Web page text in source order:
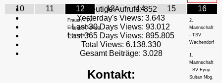
10 11 12
Frauen - TV
Erlangen/SpVgg
Erlangen 2
13 14 15 16
2.
Mannschaft
- TSV
Wachendorf
1.
Mannschaft
- SV Eyüp
Sultan Nbg.
Heutige Aufrufe:852
Yesterday's Views: 3.643
Last 30 Days Views: 93.012
Last 365 Days Views: 895.805
Total Views: 6.138.330
Gesamt Beiträge: 3.028
Kontakt: